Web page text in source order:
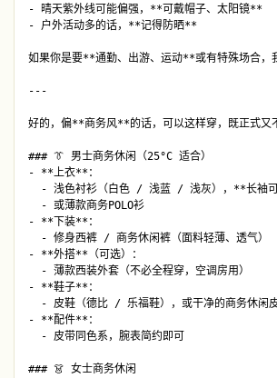
- 晴天紫外线可能偏强，**可戴帽子、太阳镜**
- 户外活动多的话，**记得防晒**
如果你是要**通勤、出游、运动**或有特殊场合，
---
好的，偏**商务风**的话，可以这样穿，既正式又
### 👔 男士商务休闲（25°C 适合）
- **上衣**：
- 浅色衬衫（白色 / 浅蓝 / 浅灰），**长袖
  - 或薄款商务POLO衫
- **下装**：
  - 修身西裤 / 商务休闲裤（面料轻薄、透气）
- **外搭**（可选）：
  - 薄款西装外套（不必全程穿，空调房用）
- **鞋子**：
- 皮鞋（德比 / 乐福鞋），或干净的商务休闲
- **配件**：
  - 皮带同色系，腕表简约即可
### 👗 女士商务休闲